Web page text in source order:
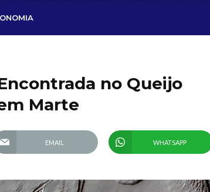
no Queijo
Marte
EMAIL WHATSAPP